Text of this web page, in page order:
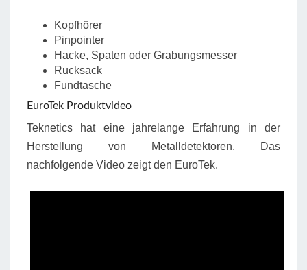
Kopfhörer
Pinpointer
Hacke, Spaten oder Grabungsmesser
Rucksack
Fundtasche
EuroTek Produktvideo
Teknetics hat eine jahrelange Erfahrung in der
Herstellung von Metalldetektoren. Das
nachfolgende Video zeigt den EuroTek.